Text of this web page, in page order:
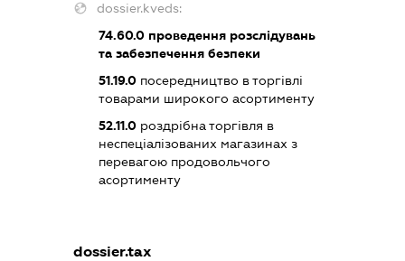
dossier.kveds:
74.60.0 проведення розслідувань
та забезпечення безпеки
51.19.0 посередництво в торгівлі
товарами широкого асортименту
52.11.0 роздрібна торгівля в
неспеціалізованих магазинах з
перевагою продовольчого
асортименту
dossier.tax